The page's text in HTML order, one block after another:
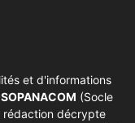
et d'informations
SOPANACOM (Socle
rédaction décrypte